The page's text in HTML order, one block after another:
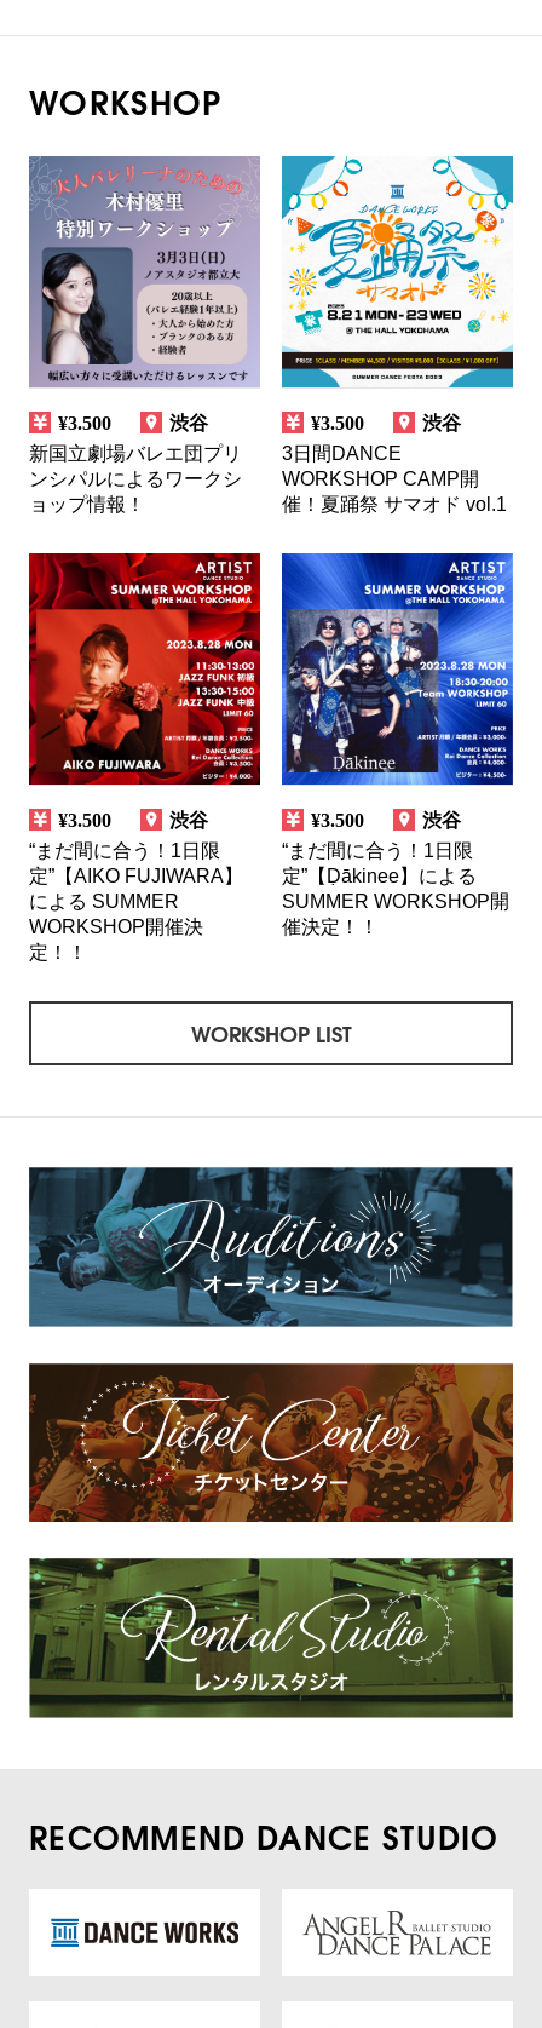
WORKSHOP
¥3.500 渋谷
新国立劇場バレエ団プリ
ンシパルによるワークシ
ョップ情報！
¥3.500 渋谷
3日間DANCE
WORKSHOP CAMP開
催！夏踊祭 サマオド vol.1
¥3.500 渋谷
“まだ間に合う！1日限
定”【AIKO FUJIWARA】
による SUMMER
WORKSHOP開催決
定！！
¥3.500 渋谷
“まだ間に合う！1日限
定”【Ḍākinee】による
SUMMER WORKSHOP開
催決定！！
WORKSHOP LIST
RECOMMEND DANCE STUDIO